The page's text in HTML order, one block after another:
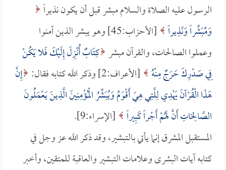
الرسول عليه الصلاة والسلام مبشر قبل أن يكون نذيراً
وَمُبَشِّراً وَنَذِيراً
[الأحزاب:45] وهو يبشر الذين آمنوا
وعملوا الصالحات، والقرآن مبشر كِتَابٌ أُنْزِلَ إِلَيْكَ فَلا يَكُنْ
فِي صَدْرِكَ حَرَجٌ مِنْهُ [الأعراف:2] وذكر الله كتابه فقال:
إِنَّ
هَذَا الْقُرْآنَ يَهْدِي لِلَّتِي هِيَ أَقْوَمُ وَيُبَشِّرُ الْمُؤْمِنِينَ الَّذِينَ يَعْمَلُونَ
الصَّالِحَاتِ أَنَّ لَهُمْ أَجْراً كَبِيراً [الإسراء:9].
المستقبل المشرق إنما يأتي بالتبشير، وقد ذكر الله عز وجل في
كتابه آيات البشرى وعلامات التبشير والعاقبة للمتقين، وأخبر